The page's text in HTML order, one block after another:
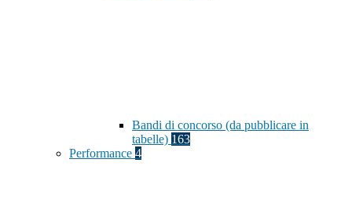
Bandi di concorso (da pubblicare in
tabelle) 163
Performance 4